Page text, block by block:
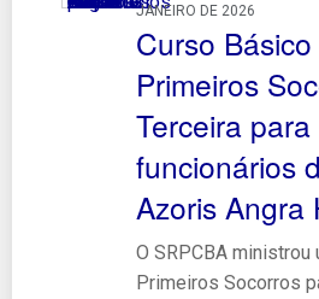
JANEIRO DE 2026
Curso
Primeiros
Terceira para
funcionários
Azoris Angra
O SRPCBA ministrou
Primeiros Socorros